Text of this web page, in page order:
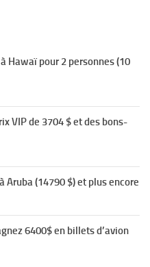
Hawaï pour 2 personnes (10
VIP de 3704 $ et des bons-
Aruba (14790 $) et plus encore
6400$ en billets d’avion